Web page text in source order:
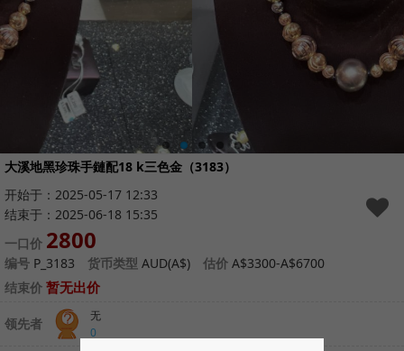
大溪地黑珍珠手鏈配18 k三色金（3183）
开始于：2025-05-17 12:33
结束于：2025-06-18 15:35
一口价 2800
编号 P_3183 货币类型 AUD(A$) 估价 A$3300-A$6700
结束价 暂无出价
领先者
无
0